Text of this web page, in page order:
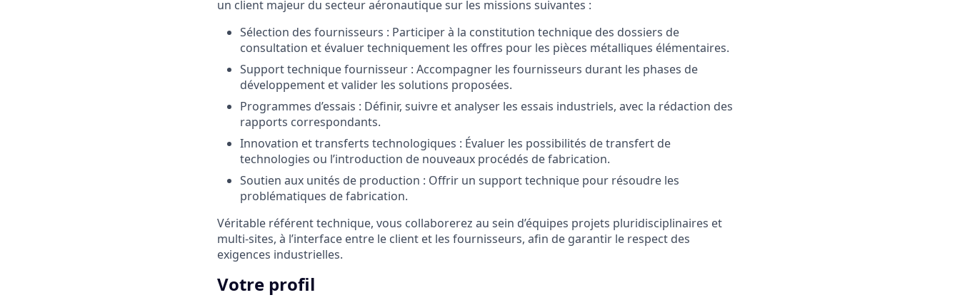
un client majeur du secteur aéronautique sur les missions suivantes :
Sélection des fournisseurs : Participer à la constitution technique des dossiers de
consultation et évaluer techniquement les offres pour les pièces métalliques élémentaires.
Support technique fournisseur : Accompagner les fournisseurs durant les phases de
développement et valider les solutions proposées.
Programmes d’essais : Définir, suivre et analyser les essais industriels, avec la rédaction des
rapports correspondants.
Innovation et transferts technologiques : Évaluer les possibilités de transfert de
technologies ou l’introduction de nouveaux procédés de fabrication.
Soutien aux unités de production : Offrir un support technique pour résoudre les
problématiques de fabrication.
Véritable référent technique, vous collaborerez au sein d’équipes projets pluridisciplinaires et
multi-sites, à l’interface entre le client et les fournisseurs, afin de garantir le respect des
exigences industrielles.
Votre profil